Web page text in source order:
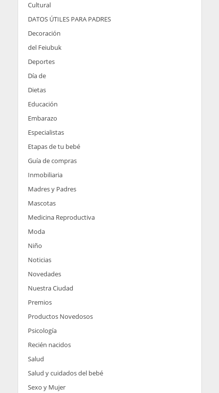
Cultural
DATOS ÚTILES PARA PADRES
Decoración
del Feiubuk
Deportes
Día de
Dietas
Educación
Embarazo
Especialistas
Etapas de tu bebé
Guía de compras
Inmobiliaria
Madres y Padres
Mascotas
Medicina Reproductiva
Moda
Niño
Noticias
Novedades
Nuestra Ciudad
Premios
Productos Novedosos
Psicología
Recién nacidos
Salud
Salud y cuidados del bebé
Sexo y Mujer